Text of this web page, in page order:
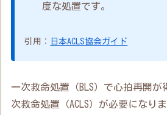
度な処置です。
引用： 日本ACLS協会ガイド
一次救命処置（BLS）で心拍再開が
次救命処置（ACLS）が必要になり